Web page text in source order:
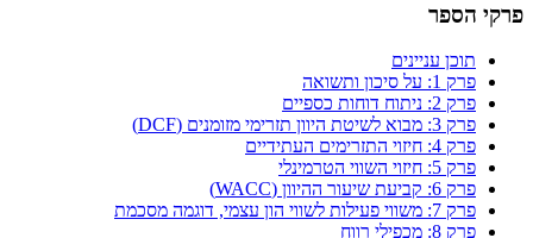
פרקי הספר
תוכן עניינים
פרק 1: על סיכון ותשואה
פרק 2: ניתוח דוחות כספיים
פרק 3: מבוא לשיטת היוון תזרימי מזומנים (DCF)
פרק 4: חיזוי התזרימים העתידיים
פרק 5: חיזוי השווי הטרמינלי
פרק 6: קביעת שיעור ההיוון (WACC)
פרק 7: משווי פעילות לשווי הון עצמי, דוגמה מסכמת
פרק 8: מכפילי רווח